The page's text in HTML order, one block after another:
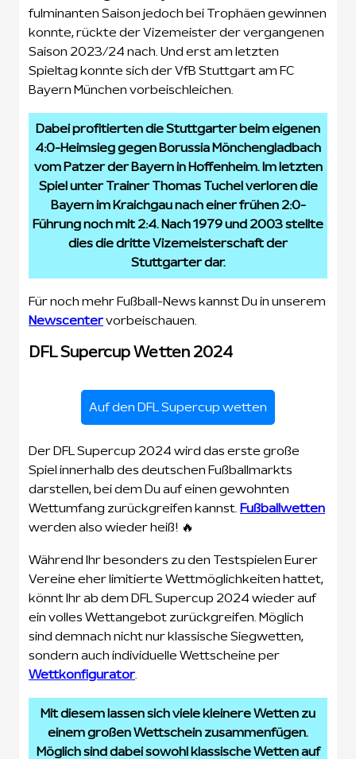
fulminanten Saison jedoch bei Trophäen gewinnen
konnte, rückte der Vizemeister der vergangenen
Saison 2023/24 nach. Und erst am letzten
Spieltag konnte sich der VfB Stuttgart am FC
Bayern München vorbeischleichen.
Dabei profitierten die Stuttgarter beim eigenen
4:0-Heimsieg gegen Borussia Mönchengladbach
vom Patzer der Bayern in Hoffenheim. Im letzten
Spiel unter Trainer Thomas Tuchel verloren die
Bayern im Kraichgau nach einer frühen 2:0-
Führung noch mit 2:4. Nach 1979 und 2003 stellte
dies die dritte Vizemeisterschaft der
Stuttgarter dar.
Für noch mehr Fußball-News kannst Du in unserem
Newscentervorbeischauen.
DFL Supercup Wetten 2024
Auf den DFL Supercup wetten
Der DFL Supercup 2024 wird das erste große
Spiel innerhalb des deutschen Fußballmarkts
darstellen, bei dem Du auf einen gewohnten
Wettumfang zurückgreifen kannst. Fußballwetten
werden also wieder heiß! 🔥
Während Ihr besonders zu den Testspielen Eurer
Vereine eher limitierte Wettmöglichkeiten hattet,
könnt Ihr ab dem DFL Supercup 2024 wieder auf
ein volles Wettangebot zurückgreifen. Möglich
sind demnach nicht nur klassische Siegwetten,
sondern auch individuelle Wettscheine per
Wettkonfigurator
Mit diesem lassen sich viele kleinere Wetten zu
einem großen Wettschein zusammenfügen.
Möglich sind dabei sowohl klassische Wetten auf